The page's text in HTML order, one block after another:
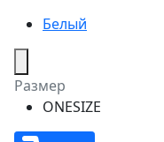
Белый
Размер
ONESIZE